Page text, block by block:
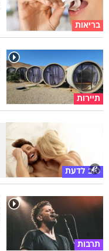
בריאות
תיירות
טוב לדעת
תרבות